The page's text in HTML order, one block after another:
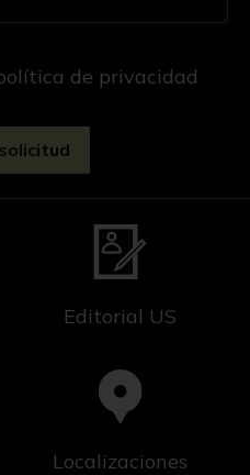
de privacidad
Editorial US
Localizaciones